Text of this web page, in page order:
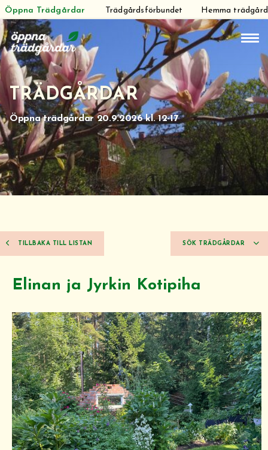
Hoppa
till
innehåll
Öppna Trädgårdar Trädgårdsförbundet Hemma trädgård
TRÄDGÅRDAR
Öppna trädgårdar 20.9.2026 kl. 12-17
TILLBAKA TILL LISTAN SÖK TRÄDGÅRDAR
Elinan ja Jyrkin Kotipiha